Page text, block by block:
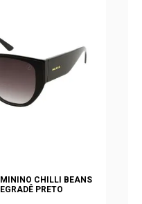
CHILLI BEANS
PRETO